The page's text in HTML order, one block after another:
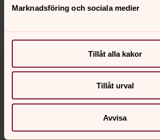
Marknadsföring och sociala medier
Tillåt alla kakor
Tillåt urval
Avvisa
Dela
Kontakt